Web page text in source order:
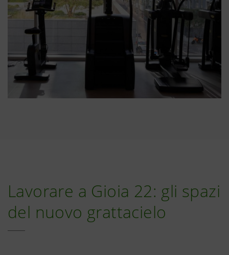
Lavorare a Gioia 22: gli spazi
del nuovo grattacielo